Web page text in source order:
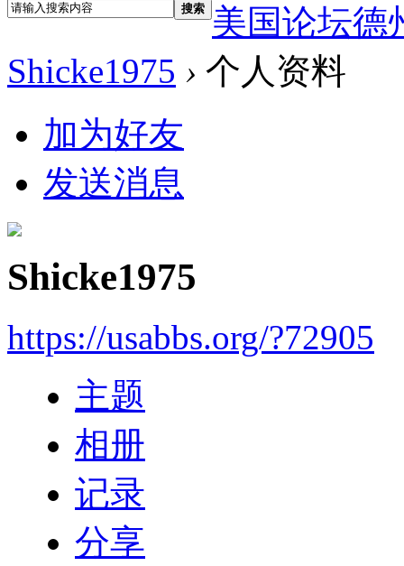
搜索
美国论坛德
Shicke1975 › 个人资料
加为好友
发送消息
Shicke1975
https://usabbs.org/?72905
主题
相册
记录
分享